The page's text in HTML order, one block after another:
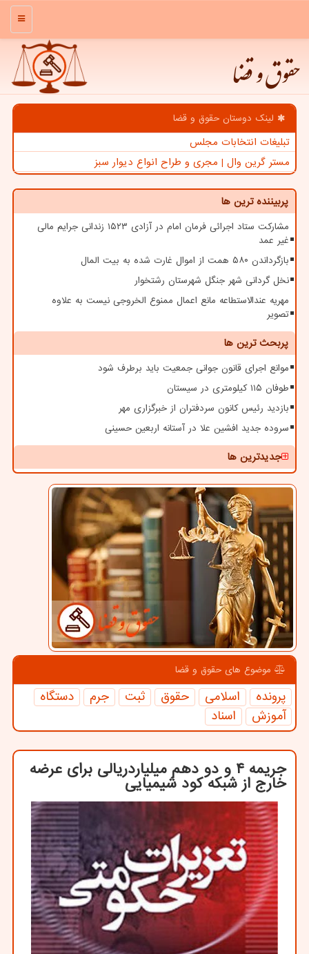
منو
حقوق و قضا
لینک دوستان حقوق و قضا
تبلیغات انتخابات مجلس
مستر گرین وال | مجری و طراح انواع دیوار سبز
پربیننده ترین ها
مشارکت ستاد اجرائی فرمان امام در آزادی ۱۵۲۳ زندانی جرایم مالی
غیر عمد
بازگرداندن ۵۸۰ همت از اموال غارت شده به بیت المال
نخل گردانی شهر جنگل شهرستان رشتخوار
مهریه عندالاستطاعه مانع اعمال ممنوع الخروجی نیست به علاوه
تصویر
پربحث ترین ها
موانع اجرای قانون جوانی جمعیت باید برطرف شود
طوفان ۱۱۵ کیلومتری در سیستان
بازدید رئیس کانون سردفتران از خبرگزاری مهر
سروده جدید افشین علا در آستانه اربعین حسینی
جدیدترین ها
موضوع های حقوق و قضا
پرونده اسلامی حقوق ثبت جرم
دستگاه
آموزش
اسناد
جریمه ۴ و دو دهم میلیاردریالی برای عرضه
خارج از شبکه کود شیمیایی